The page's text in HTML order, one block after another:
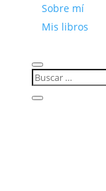
Sobre mí
Mis libros